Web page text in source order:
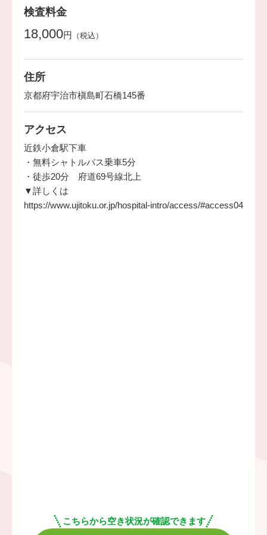
検査料金
18,000円 （税込）
住所
京都府宇治市槇島町石橋145番
アクセス
近鉄小倉駅下車
・無料シャトルバス乗車5分
・徒歩20分 府道69号線北上
▼詳しくは
https://www.ujitoku.or.jp/hospital-intro/access/#access04
こちらから空き状況が確認できます